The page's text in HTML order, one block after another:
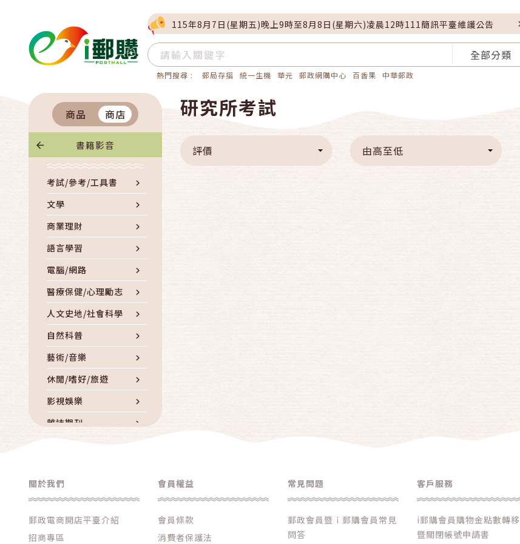
115年8月7日(星期五)晚上9時至8月8日(星期六)凌晨12時111簡訊平臺維護公告
全部分類
熱門搜尋 : 郵局存摺 統一生機 華元 郵政網購中心 百香果 中華郵政
商品 商店
書籍影音
考試/參考/工具書
文學
商業理財
語言學習
電腦/網路
醫療保健/心理勵志
人文史地/社會科學
自然科普
藝術/音樂
休閒/嗜好/旅遊
影視娛樂
雜誌期刊
童書/青少年/親子
人物傳記
其他書籍/雜誌/影音
研究所考試
評價 由高至低
關於我們
郵政電商開店平臺介紹
招商專區
會員權益
會員條款
消費者保護法
常見問題
郵政會員暨ｉ郵購會員常見
問答
客戶服務
i郵購會員購物金點數轉移
暨關閉帳號申請書